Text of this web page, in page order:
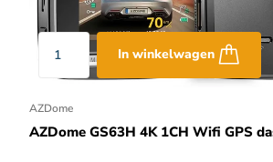
In winkelwagen
AZDome
AZDome GS63H 4K 1CH Wifi GPS